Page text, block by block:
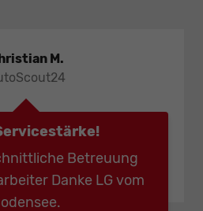
Betreuung
Danke LG vom
M.